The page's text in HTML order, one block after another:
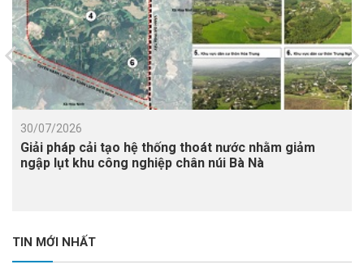
30/07/2026
Giải pháp cải tạo hệ thống thoát nước nhằm giảm
ngập lụt khu công nghiệp chân núi Bà Nà
TIN MỚI NHẤT